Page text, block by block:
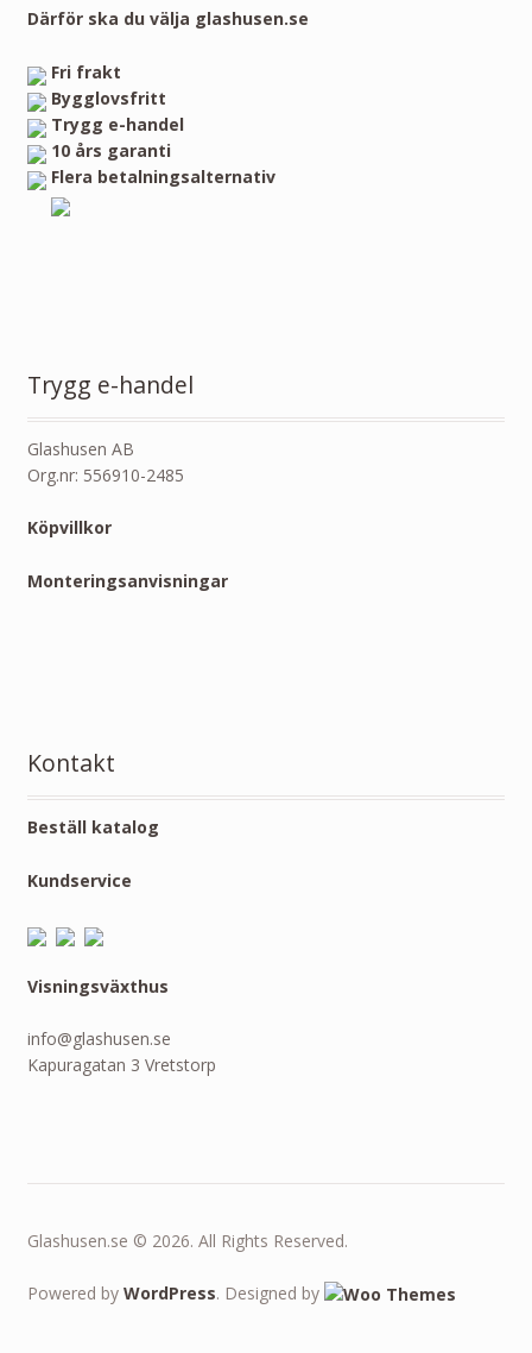
Därför ska du välja glashusen.se
Fri frakt
Bygglovsfritt
Trygg e-handel
10 års garanti
Flera betalningsalternativ
Trygg e-handel
Glashusen AB
Org.nr: 556910-2485
Köpvillkor
Monteringsanvisningar
Kontakt
Beställ katalog
Kundservice
Visningsväxthus
info@glashusen.se
Kapuragatan 3 Vretstorp
Glashusen.se © 2026. All Rights Reserved.
Powered by WordPress. Designed by